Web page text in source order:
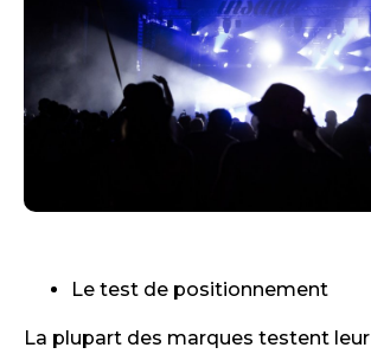
Le test de positionnement
La plupart des marques testent leur